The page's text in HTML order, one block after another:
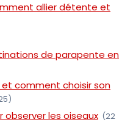
allier détente et
de parapente en
comment choisir son
observer les oiseaux (22